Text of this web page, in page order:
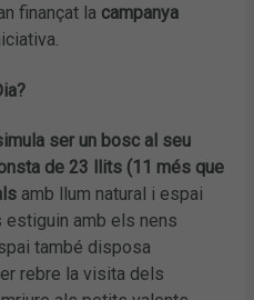
finançat la campanya
ser un bosc al seu
de 23 llits (11 més que
amb llum natural i espai
amb els nens
també disposa
rebre la visita dels